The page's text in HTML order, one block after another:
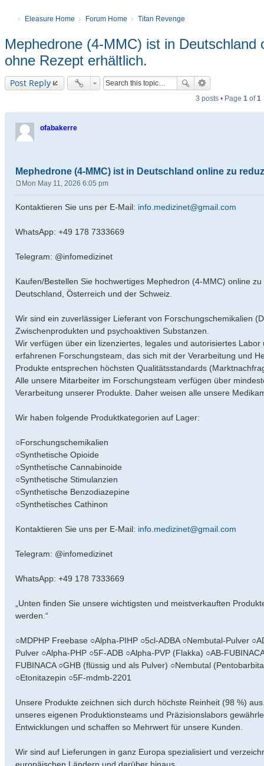
Eleasure Home Forum Home Titan Revenge
Mephedrone (4-MMC) ist in Deutschland
ohne Rezept erhältlich.
Post Reply
3 posts • Page 1of1
ofabakerre
Mephedrone (4-MMC) ist in Deutschland online zu
s
Mon May 11, 2026 6:05 pm
Kontaktieren Sie uns per E-Mail: info.medizinet@gmail.com
WhatsApp: +49 178 7333669
Telegram: @infomedizinet
Kaufen/Bestellen Sie hochwertiges Mephedron (4-MMC) online
Deutschland, Österreich und der Schweiz.
Wir sind ein zuverlässiger Lieferant von Forschungschemikalien
Zwischenprodukten und psychoaktiven Substanzen.
Wir verfügen über ein lizenziertes, legales und autorisiertes
erfahrenen Forschungsteam, das sich mit der Verarbeitung und
Produkte entsprechen höchsten Qualitätsstandards
Alle unsere Mitarbeiter im Forschungsteam verfügen über
Verarbeitung unserer Produkte. Daher weisen alle unsere
Wir haben folgende Produktkategorien auf Lager:
○Forschungschemikalien
○Synthetische Opioide
○Synthetische Cannabinoide
○Synthetische Stimulanzien
○Synthetische Benzodiazepine
○Synthetisches Cathinon
Kontaktieren Sie uns per E-Mail: info.medizinet@gmail.com
Telegram: @infomedizinet
WhatsApp: +49 178 7333669
„Unten finden Sie unsere wichtigsten und meistverkauften
werden.“
○MDPHP Freebase ○Alpha-PIHP ○5cl-ADBA ○Nembutal-Pulver
Pulver ○Alpha-PHP ○5F-ADB ○Alpha-PVP (Flakka) ○AB-
FUBINACA ○GHB (flüssig und als Pulver) ○Nembutal
○Etonitazepin ○5F-mdmb-2201
Unsere Produkte zeichnen sich durch höchste Reinheit (98 %)
unseres eigenen Produktionsteams und Präzisionslabors
Entwicklungen und schaffen so Mehrwert für unsere Kunden.
Wir sind auf Lieferungen in ganz Europa spezialisiert und